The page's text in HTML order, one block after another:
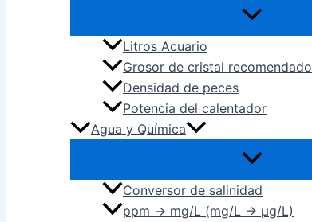
Litros Acuario
Grosor de cristal recomendado
Densidad de peces
Potencia del calentador
Agua y Química
Conversor de salinidad
ppm → mg/L (mg/L → µg/L)